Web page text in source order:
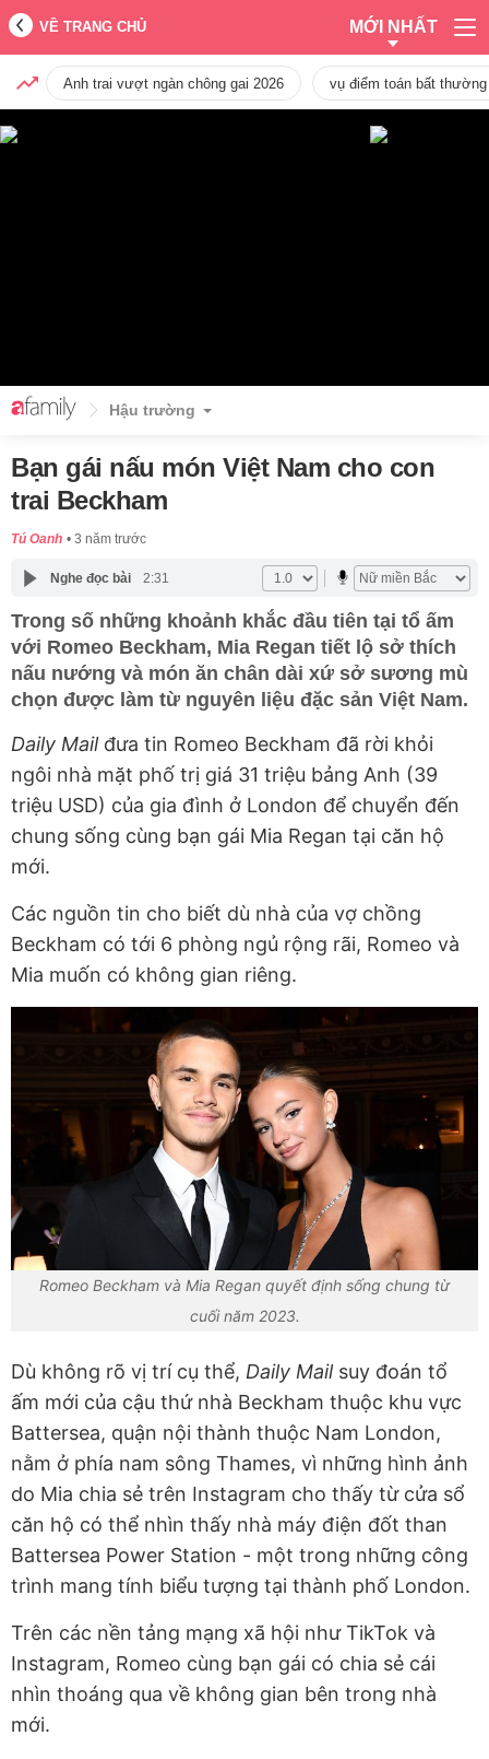
VỀ TRANG CHỦ MỚI NHẤT
Anh trai vượt ngàn chông gai 2026 vụ điểm toán bất
Hậu trường
Bạn gái nấu món Việt Nam cho con
trai Beckham
Tú Oanh 3 năm trước
Nghe đọc bài 2:31
Trong số những khoảnh khắc đầu tiên tại tổ ấm
với Romeo Beckham, Mia Regan tiết lộ sở thích
nấu nướng và món ăn chân dài xứ sở sương mù
chọn được làm từ nguyên liệu đặc sản Việt Nam.
Daily Mail đưa tin Romeo Beckham đã rời khỏi
ngôi nhà mặt phố trị giá 31 triệu bảng Anh (39
triệu USD) của gia đình ở London để chuyển đến
chung sống cùng bạn gái Mia Regan tại căn hộ
mới.
Các nguồn tin cho biết dù nhà của vợ chồng
Beckham có tới 6 phòng ngủ rộng rãi, Romeo và
Mia muốn có không gian riêng.
Romeo Beckham và Mia Regan quyết định sống chung từ
cuối năm 2023.
Dù không rõ vị trí cụ thể, Daily Mail suy đoán tổ
ấm mới của cậu thứ nhà Beckham thuộc khu vực
Battersea, quận nội thành thuộc Nam London,
nằm ở phía nam sông Thames, vì những hình ảnh
do Mia chia sẻ trên Instagram cho thấy từ cửa sổ
căn hộ có thể nhìn thấy nhà máy điện đốt than
Battersea Power Station - một trong những công
trình mang tính biểu tượng tại thành phố London.
Trên các nền tảng mạng xã hội như TikTok và
Instagram, Romeo cùng bạn gái có chia sẻ cái
nhìn thoáng qua về không gian bên trong nhà
mới.